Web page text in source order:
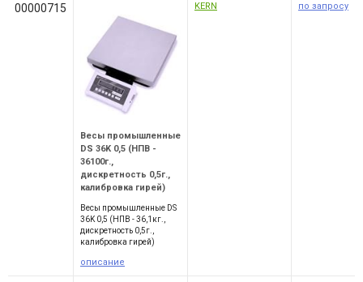
00000715
Весы промышленные
DS 36K 0,5 (НПВ -
36100г.,
дискретность 0,5г.,
калибровка гирей)
Весы промышленные DS
36K 0,5 (НПВ - 36,1кг.,
дискретность 0,5г.,
калибровка гирей)
описание
KERN по запросу